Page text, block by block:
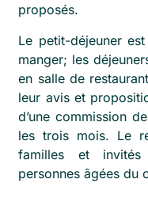
proposés.
Le petit-déjeuner
manger; les
en salle de
leur avis et
d’une commission
les trois mois. Le
familles et invités
personnes âgées du